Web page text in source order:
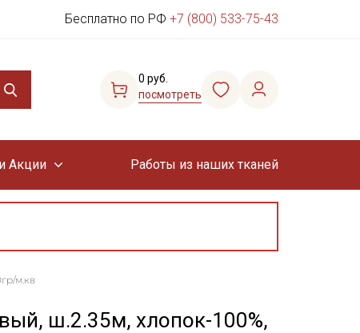
Бесплатно по РФ +7 (800) 533-75-43
0 руб.
посмотреть
Акции Работы из наших тканей
м.кв
ш.2.35м, хлопок-100%,